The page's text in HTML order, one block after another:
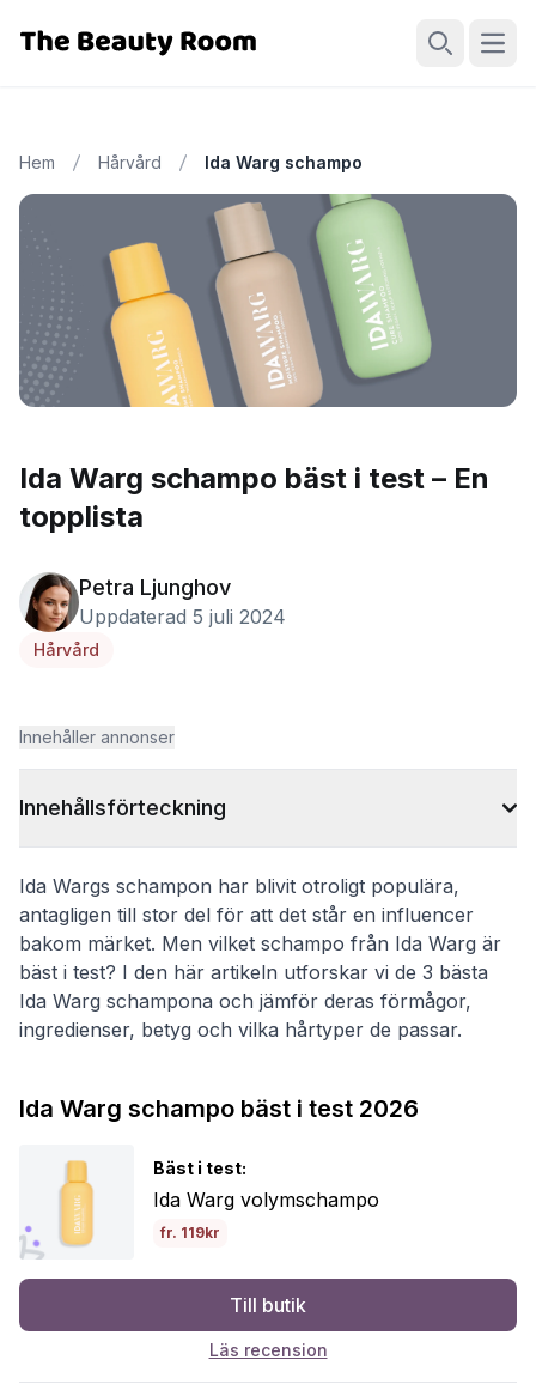
Hem Hårvård Ida Warg schampo
Ida Warg schampo bäst i test – En
topplista
Petra Ljunghov
Uppdaterad 5 juli 2024
Hårvård
Innehåller annonser
Innehållsförteckning
Ida Wargs schampon har blivit otroligt populära,
antagligen till stor del för att det står en influencer
bakom märket. Men vilket schampo från Ida Warg är
bäst i test? I den här artikeln utforskar vi de 3 bästa
Ida Warg schampona och jämför deras förmågor,
ingredienser, betyg och vilka hårtyper de passar.
Ida Warg schampo bäst i test 2026
Bäst i test:
Ida Warg volymschampo
fr. 119kr
Till butik
Läs recension